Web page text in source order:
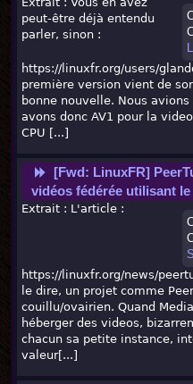
peut-être déjà entendu
parler, sinon :
https://linuxfr.org/users/
première version vient de
bonne nouvelle. Nous
avons donc AV1 pour la
CPU [...]
[Fwd: LinuxFR]
vidéos fédérée utilisant le
Extrait : L'article :
https://linuxfr.org/news/
le dire, un projet comme
couillu/ovairien. Quand
héberger des videos,
chacun sa petite instance,
valeur[...]